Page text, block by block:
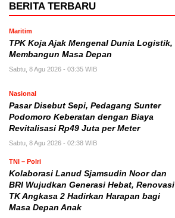
BERITA TERBARU
Maritim
TPK Koja Ajak Mengenal Dunia Logistik,
Membangun Masa Depan
Sabtu, 8 Agu 2026 - 03:35 WIB
Nasional
Pasar Disebut Sepi, Pedagang Sunter
Podomoro Keberatan dengan Biaya
Revitalisasi Rp49 Juta per Meter
Sabtu, 8 Agu 2026 - 02:38 WIB
TNI – Polri
Kolaborasi Lanud Sjamsudin Noor dan
BRI Wujudkan Generasi Hebat, Renovasi
TK Angkasa 2 Hadirkan Harapan bagi
Masa Depan Anak